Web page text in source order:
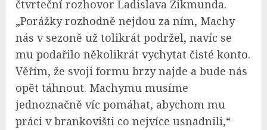
čtvrteční rozhovor Ladislava Zikmunda.
„Porážky rozhodně nejdou za ním, Machy
nás v sezoně už tolikrát podržel, navíc se
mu podařilo několikrát vychytat čisté konto.
Věřím, že svoji formu brzy najde a bude nás
opět táhnout. Machymu musíme
jednoznačně víc pomáhat, abychom mu
práci v brankovišti co nejvíce usnadnili,“